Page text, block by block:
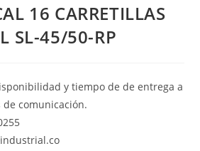
16 CARRETILLAS
SL-45/50-RP
y tiempo de de entrega a
comunicación.